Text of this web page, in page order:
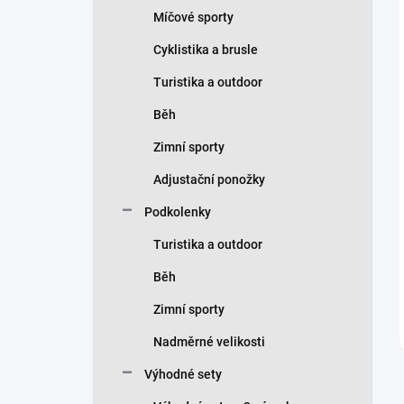
Míčové sporty
Cyklistika a brusle
Turistika a outdoor
Běh
Zimní sporty
Adjustační ponožky
Podkolenky
Turistika a outdoor
Běh
Zimní sporty
Nadměrné velikosti
Výhodné sety